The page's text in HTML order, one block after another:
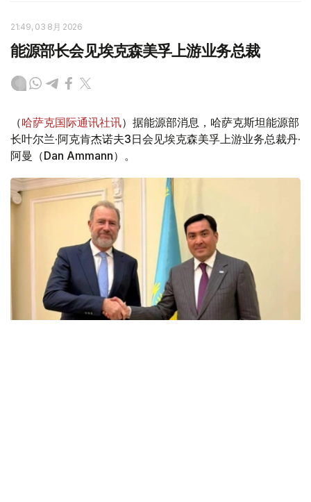
21:49, 03 8月 2026
能源部长会见埃克森美孚上游业务总裁
（哈萨克国际通讯社讯）据能源部消息，哈萨克斯坦能源部
长叶尔兰·阿克肯杰诺夫3日会见埃克森美孚上游业务总裁丹·
阿曼（Dan Ammann）。